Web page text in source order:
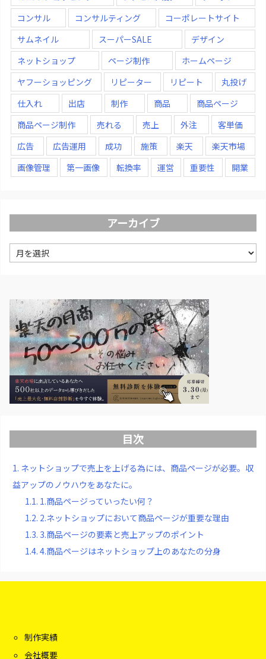
コンサル
コンサルティング
コーポレートサイト
サムネイル
スーパーSALE
デザイン
ネットショップ
ページ制作
ホームページ
ヤフーショッピング
リピーター リピート
丸投げ
仕入れ
出店 制作 商品
商品ページ
商品ページ制作
売れる 売上 外注
客単価
広告
広告運用 成功 施策 楽天
楽天市場
画像管理
第一画像 転換率 運営 重要性 開業
アーカイブ
ー
目次
1. ネットショップで売上を上げる為には、商品ページが必要。収
益アップのノウハウをあなたに。
1.1. 1.商品ページっていったい何？
1.2. 2.ネットショップにおいて商品ページが重要な理由
1.3. 3.商品ページの要素と売上アップのポイント
1.4. 4.商品ページはネットショップ上のあなたの分身
制作実績
会社概要